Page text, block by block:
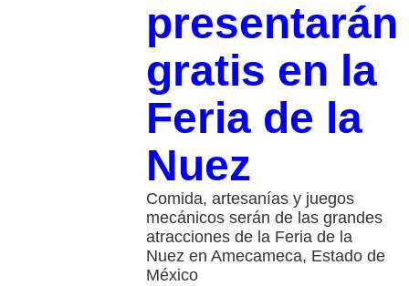
presentarán
gratis en la
Feria de la
Nuez
Comida, artesanías y juegos
mecánicos serán de las grandes
atracciones de la Feria de la
Nuez en Amecameca, Estado de
México